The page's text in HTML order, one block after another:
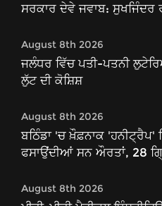
ਸਰਕਾਰ ਦੇਵੇ ਜਵਾਬ: ਸੁਖਜਿੰਦਰ
August 8th 2026
ਜਲੰਧਰ ਵਿੱਚ ਪਤੀ-ਪਤਨੀ
ਲੁੱਟ ਦੀ ਕੋਸ਼ਿਸ਼
August 8th 2026
ਬਠਿੰਡਾ 'ਚ ਖ਼ੌਫ਼ਨਾਕ
ਫਸਾਉਂਦੀਆਂ ਸਨ ਔਰਤਾਂ, 28
August 8th 2026